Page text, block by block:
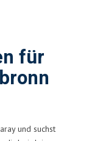
für
und suchst